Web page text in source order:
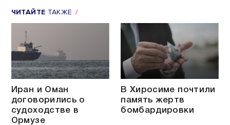
ЧИТАЙТЕ ТАКЖЕ
Иран и Оман
договорились о
судоходстве в
Ормузе
В Хиросиме почтили
память жертв
бомбардировки